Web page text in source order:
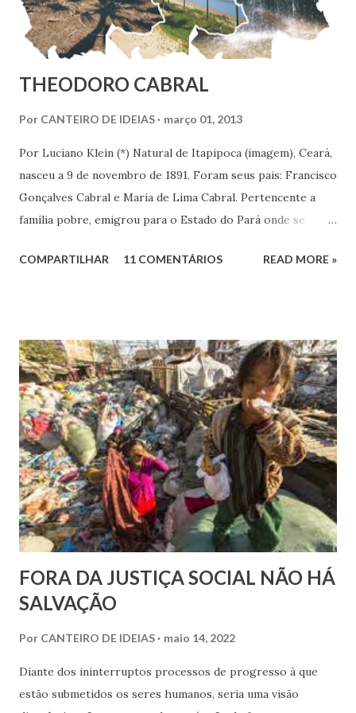
THEODORO CABRAL
Por CANTEIRO DE IDEIAS março 01, 2013
Por Luciano Klein (*) Natural de Itapipoca (imagem), Ceará,
nasceu a 9 de novembro de 1891. Foram seus pais: Francisco
Gonçalves Cabral e Maria de Lima Cabral. Pertencente a
família pobre, emigrou para o Estado do Pará onde se
nos estudos, adquiriu conhecimentos gerais, notadamente
com rapidez e brilhantismo.
COMPARTILHAR 11 COMENTÁRIOS READ MORE »
FORA DA JUSTIÇA SOCIAL NÃO HÁ
SALVAÇÃO
Por CANTEIRO DE IDEIAS maio 14, 2022
Diante dos ininterruptos processos de progresso à que
estão submetidos os seres humanos, seria uma visão